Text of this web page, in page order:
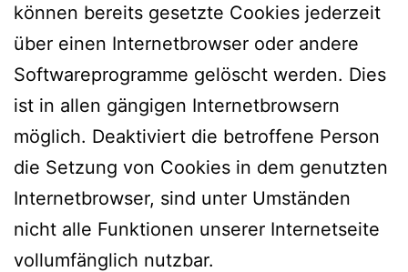
können bereits gesetzte Cookies jederzeit
über einen Internetbrowser oder andere
Softwareprogramme gelöscht werden. Dies
ist in allen gängigen Internetbrowsern
möglich. Deaktiviert die betroffene Person
die Setzung von Cookies in dem genutzten
Internetbrowser, sind unter Umständen
nicht alle Funktionen unserer Internetseite
vollumfänglich nutzbar.